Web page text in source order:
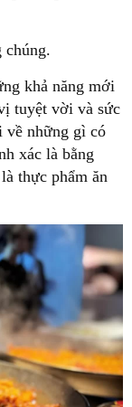
chúng.
khả năng mới
tuyệt vời và sức
về những gì có
xác là bằng
thực phẩm ăn